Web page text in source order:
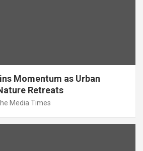
Momentum as Urban
Retreats
Media Times